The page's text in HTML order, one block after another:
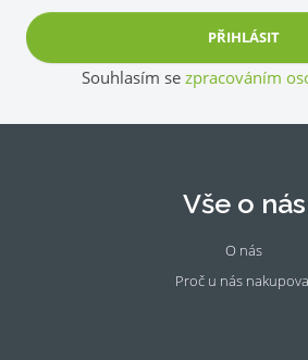
PŘIHLÁSIT
Souhlasím se zpracováním
Vše o nás
O nás
Proč u nás